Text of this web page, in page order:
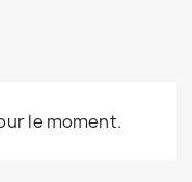
le moment.